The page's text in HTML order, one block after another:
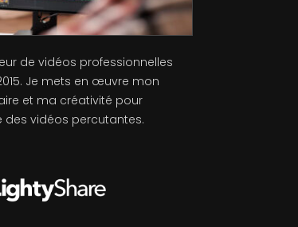
de vidéos professionnelles
Je mets en œuvre mon
et ma créativité pour
des vidéos percutantes.